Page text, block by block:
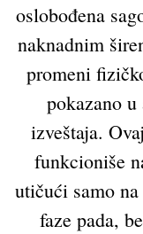
oslobođena
naknadnim
promeni
pokazano
izveštaja.
funkcioniše
utičući samo
faze pada,